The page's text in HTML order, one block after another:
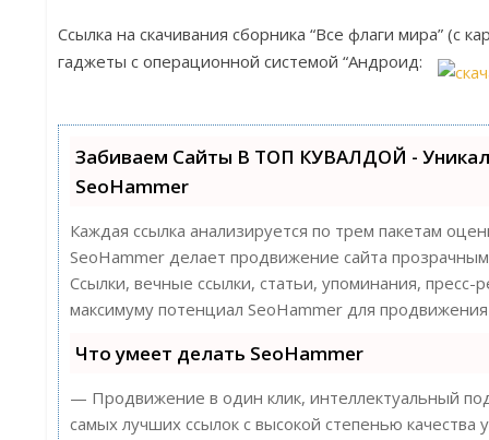
Ссылка на скачивания сборника “Все флаги мира” (с
гаджеты с операционной системой “Андроид:
Забиваем Сайты В ТОП КУВАЛДОЙ -
SeoHammer
Каждая ссылка анализируется по трем пакетам
SeoHammer делает продвижение сайта
Ссылки, вечные ссылки, статьи, упоминания, пресс-
максимуму потенциал SeoHammer для
Что умеет делать SeoHammer
— Продвижение в один клик, интеллектуальный
самых лучших ссылок с высокой степенью качества